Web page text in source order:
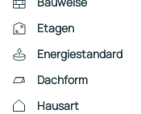
Etagen
Energiestandard
Dachform
Hausart